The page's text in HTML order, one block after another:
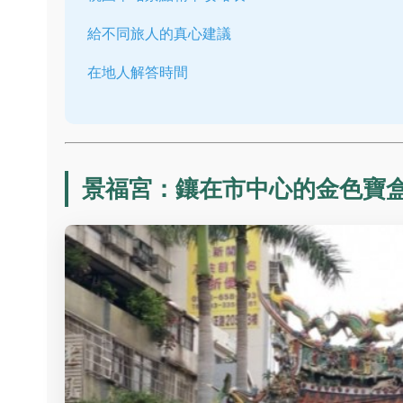
給不同旅人的真心建議
在地人解答時間
景福宮：鑲在市中心的金色寶